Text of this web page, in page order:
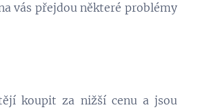
vás přejdou některé problémy
koupit za nižší cenu a jsou